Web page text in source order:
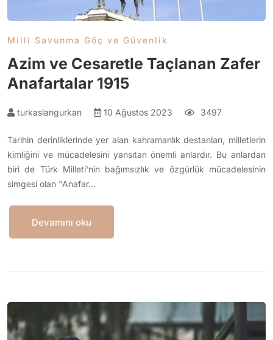
Milli Savunma Göç ve Güvenlik
Azim ve Cesaretle Taçlanan Zafer
Anafartalar 1915
turkaslangurkan 10 Ağustos 2023 3497
Tarihin derinliklerinde yer alan kahramanlık destanları, milletlerin
kimliğini ve mücadelesini yansıtan önemli anlardır. Bu anlardan
biri de Türk Milleti'nin bağımsızlık ve özgürlük mücadelesinin
simgesi olan "Anafar…
Devamını oku